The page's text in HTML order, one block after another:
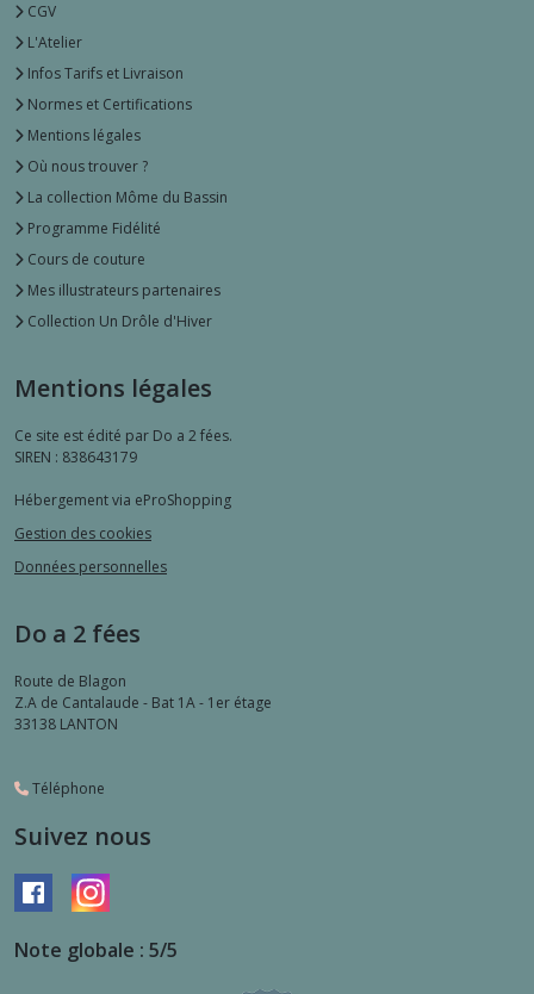
CGV
L'Atelier
Infos Tarifs et Livraison
Normes et Certifications
Mentions légales
Où nous trouver ?
La collection Môme du Bassin
Programme Fidélité
Cours de couture
Mes illustrateurs partenaires
Collection Un Drôle d'Hiver
Mentions légales
Ce site est édité par Do a 2 fées.
SIREN : 838643179
Hébergement via eProShopping
Gestion des cookies
Données personnelles
Do a 2 fées
Route de Blagon
Z.A de Cantalaude - Bat 1A - 1er étage
33138 LANTON
Téléphone
Suivez nous
Note globale : 5/5